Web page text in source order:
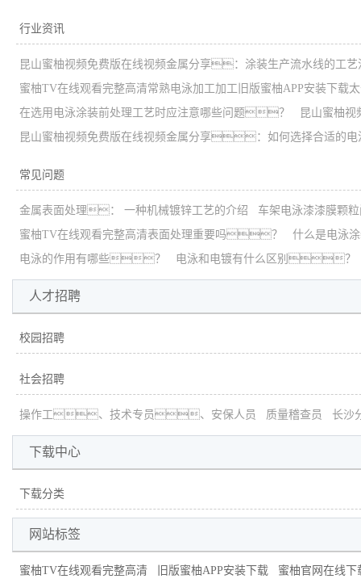
行业资讯
昆山蜜柚视频免费版在线视频金属分享：涂装生产流水线的工艺
蜜柚TV在线观看完整高清常熟电泳加工加工旧版蜜柚APP安装下载
在选用电泳涂装前处理工艺时应注意哪些问题？
昆山蜜柚视
昆山蜜柚视频免费版在线视频金属分享：如何选择合适的
常见问题
金属表面处理： 一种机械镀锌工艺的介绍
车架电泳漆漆膜颗
蜜柚TV在线观看完整高清表面处理重要吗？
什么是电泳
电泳的作用有哪些？
电泳和电镀有什么区别？
人才招聘
校园招聘
社会招聘
操作工、技术专员、安保人员 质量稽查员 长沙
下载中心
下载分类
网站标签
蜜柚TV在线观看完整高清 旧版蜜柚APP安装下载
蜜柚官网在线下